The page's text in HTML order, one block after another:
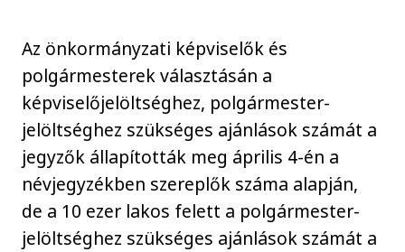
Az önkormányzati képviselők és
polgármesterek választásán a
képviselőjelöltséghez, polgármester-
jelöltséghez szükséges ajánlások számát a
jegyzők állapították meg április 4-én a
névjegyzékben szereplők száma alapján,
de a 10 ezer lakos felett a polgármester-
jelöltséghez szükséges ajánlások számát a